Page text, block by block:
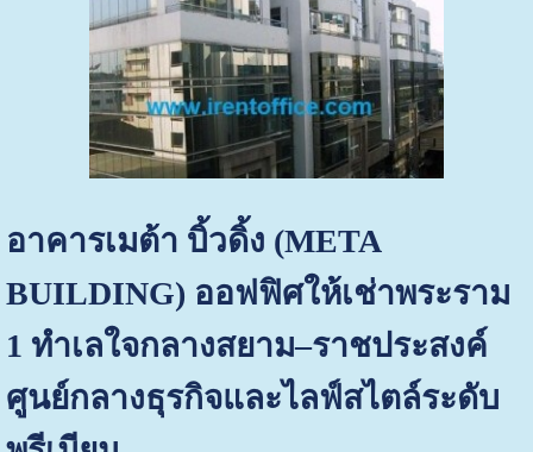
อาคารเมต้า บิ้วดิ้ง (META
BUILDING) ออฟฟิศให้เช่าพระราม
1 ทำเลใจกลางสยาม–ราชประสงค์
ศูนย์กลางธุรกิจและไลฟ์สไตล์ระดับ